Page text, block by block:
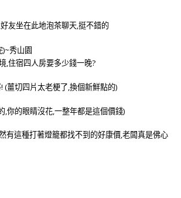
友坐在此地泡茶聊天,挺不錯的
,住宿四人房要多少錢一晚?
(薑切四片太老梗了,換個新鮮點的)
,你的眼睛沒花,一整年都是這個價錢)
有這種打著燈籠都找不到的好康價,老闆真是佛心